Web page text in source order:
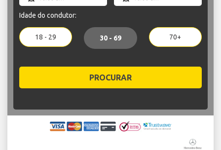
Idade do condutor:
18 - 29 30 - 69 70+
PROCURAR